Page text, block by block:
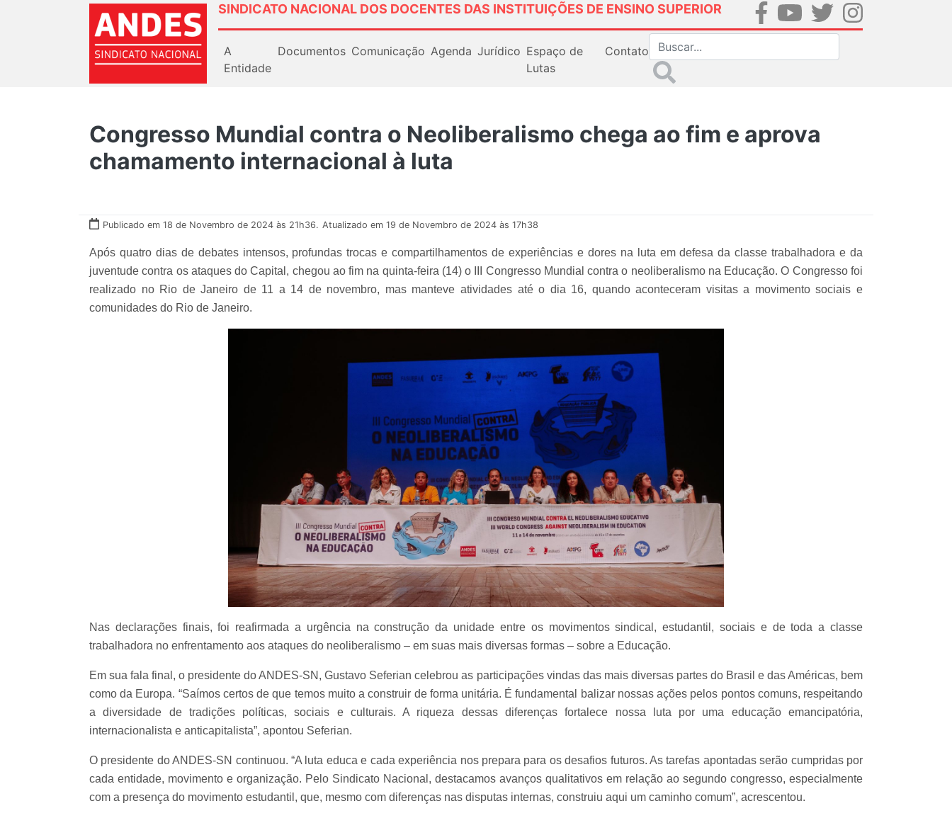
SINDICATO NACIONAL DOS DOCENTES DAS INSTITUIÇÕES DE ENSINO SUPERIOR
A
Entidade
Documentos Comunicação Agenda Jurídico Espaço de
Lutas
Contato
Congresso Mundial contra o Neoliberalismo chega ao fim e aprova
chamamento internacional à luta
Publicado em 18 de Novembro de 2024 às 21h36. Atualizado em 19 de Novembro de 2024 às 17h38
Após quatro dias de debates intensos, profundas trocas e compartilhamentos de experiências e dores na luta em defesa da classe trabalhadora e da
juventude contra os ataques do Capital, chegou ao fim na quinta-feira (14) o III Congresso Mundial contra o neoliberalismo na Educação. O Congresso foi
realizado no Rio de Janeiro de 11 a 14 de novembro, mas manteve atividades até o dia 16, quando aconteceram visitas a movimento sociais e
comunidades do Rio de Janeiro.
Nas declarações finais, foi reafirmada a urgência na construção da unidade entre os movimentos sindical, estudantil, sociais e de toda a classe
trabalhadora no enfrentamento aos ataques do neoliberalismo – em suas mais diversas formas – sobre a Educação.
Em sua fala final, o presidente do ANDES-SN, Gustavo Seferian celebrou as participações vindas das mais diversas partes do Brasil e das Américas, bem
como da Europa. “Saímos certos de que temos muito a construir de forma unitária. É fundamental balizar nossas ações pelos pontos comuns, respeitando
a diversidade de tradições políticas, sociais e culturais. A riqueza dessas diferenças fortalece nossa luta por uma educação emancipatória,
internacionalista e anticapitalista”, apontou Seferian.
O presidente do ANDES-SN continuou. “A luta educa e cada experiência nos prepara para os desafios futuros. As tarefas apontadas serão cumpridas por
cada entidade, movimento e organização. Pelo Sindicato Nacional, destacamos avanços qualitativos em relação ao segundo congresso, especialmente
com a presença do movimento estudantil, que, mesmo com diferenças nas disputas internas, construiu aqui um caminho comum”, acrescentou.